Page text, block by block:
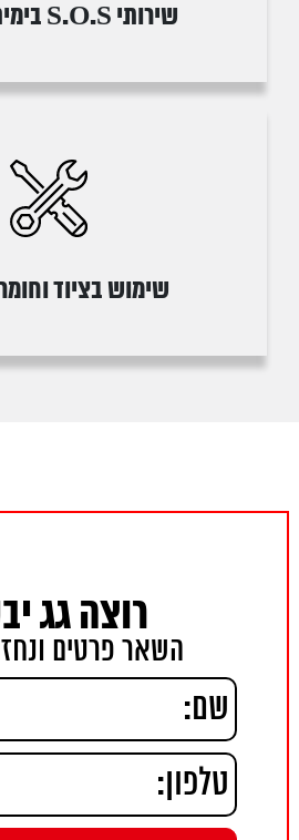
שירותי S.O.S בימים גשומים
שימוש בציוד
רוצה גג
השאר פרטים